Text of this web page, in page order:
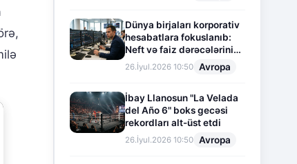
Dünya birjaları korporativ
hesabatlara fokuslanıb:
Neft və faiz dərəcələrinin
təsiri altında cari vəziyyət
26.İyul.2026 10:50 Avropa
İbay Llanosun "La Velada
del Año 6" boks gecəsi
rekordları alt-üst etdi
26.İyul.2026 10:50 Avropa